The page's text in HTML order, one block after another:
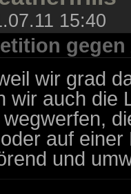
15:40
wir grad
wir auch die
auf
und